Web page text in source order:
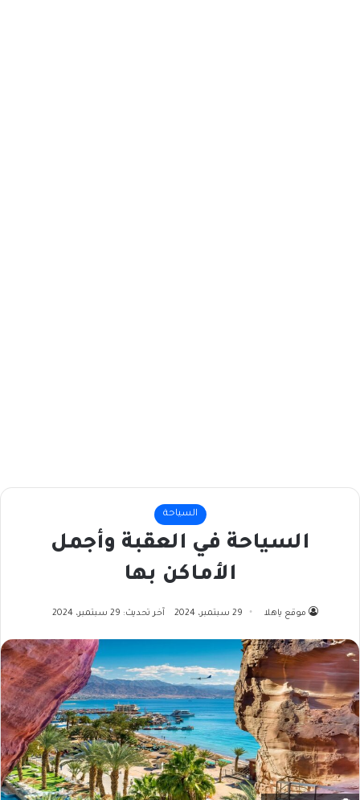
السياحة
السياحة في العقبة وأجمل
الأماكن بها
موقع ياهلا 29 سبتمبر، 2024 آخر تحديث: 29 سبتمبر، 2024